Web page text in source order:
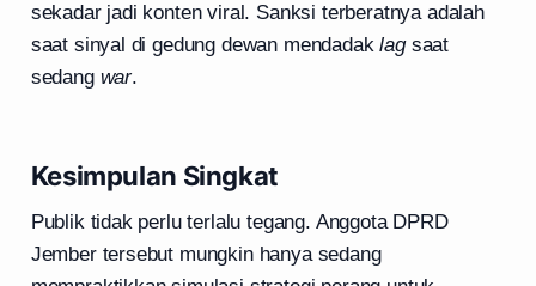
sekadar jadi konten viral. Sanksi terberatnya adalah
saat sinyal di gedung dewan mendadaklagsaat
sedang war.
Kesimpulan Singkat
Publik tidak perlu terlalu tegang. Anggota DPRD
Jember tersebut mungkin hanya sedang